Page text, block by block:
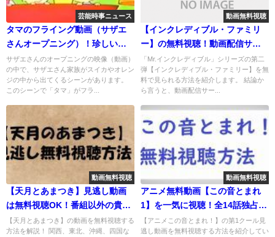
芸能時事ニュース
タマのフライング動画（サザエ
さんオープニング）！珍しい貴
重映像！
サザエさんのオープニングの映像（動画）
の中で、サザエさん家族がスイカやオレン
ジの中から出てくるシーンがあります。
このシーンで「タマ」がフラ...
動画無料視聴
【インクレディブル・ファミリ
ー】の無料視聴！動画配信サイ
トが安全！
「Mr.インクレディブル」シリーズの第二
弾【インクレディブル・ファミリー】を無
料で見られる方法を紹介します。 結論か
ら言うと、動画配信サー...
動画無料視聴
【天月とあまつき】見逃し動画
は無料視聴OK！番組以外の貴重
な動画も紹介
【天月とあまつき】の動画を無料視聴する
方法を解説！ 関西、東北、沖縄、四国な
動画無料視聴
アニメ無料動画【この音とまれ
1】を一気に視聴！全14話独占見
放題
【アニメこの音とまれ！】の第1クール見
逃し動画を無料視聴する方法を紹介してい